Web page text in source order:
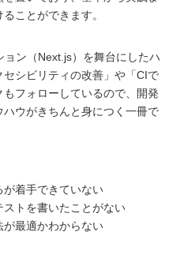
ことができます。
ン（Next.js）を舞台にしたハ
シビリティの改善」や「CIで
フォローしているので、開発
ウがきちんと身につく一冊で
が着手できていない
ストを書いたことがない
が最適かわからない